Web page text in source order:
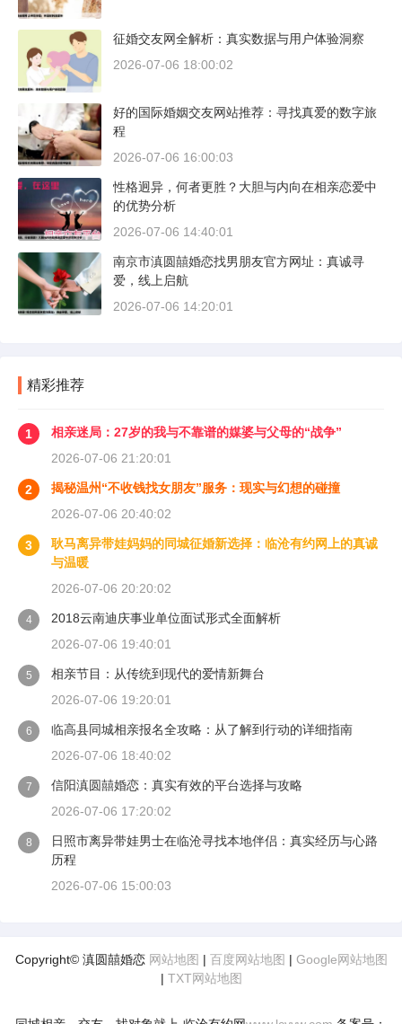
征婚交友网全解析：真实数据与用户体验洞察
2026-07-06 18:00:02
好的国际婚姻交友网站推荐：寻找真爱的数字旅
程
2026-07-06 16:00:03
性格迥异，何者更胜？大胆与内向在相亲恋爱中
的优势分析
2026-07-06 14:40:01
南京市滇圆囍婚恋找男朋友官方网址：真诚寻
爱，线上启航
2026-07-06 14:20:01
精彩推荐
1
相亲迷局：27岁的我与不靠谱的媒婆与父母的“战争”
2026-07-06 21:20:01
2
揭秘温州“不收钱找女朋友”服务：现实与幻想的碰撞
2026-07-06 20:40:02
3
耿马离异带娃妈妈的同城征婚新选择：临沧有约网上的真诚
与温暖
2026-07-06 20:20:02
4
2018云南迪庆事业单位面试形式全面解析
2026-07-06 19:40:01
5
相亲节目：从传统到现代的爱情新舞台
2026-07-06 19:20:01
6
临高县同城相亲报名全攻略：从了解到行动的详细指南
2026-07-06 18:40:02
7
信阳滇圆囍婚恋：真实有效的平台选择与攻略
2026-07-06 17:20:02
8
日照市离异带娃男士在临沧寻找本地伴侣：真实经历与心路
历程
2026-07-06 15:00:03
Copyright© 滇圆囍婚恋 网站地图 | 百度网站地图 | Google网站地图
| TXT网站地图